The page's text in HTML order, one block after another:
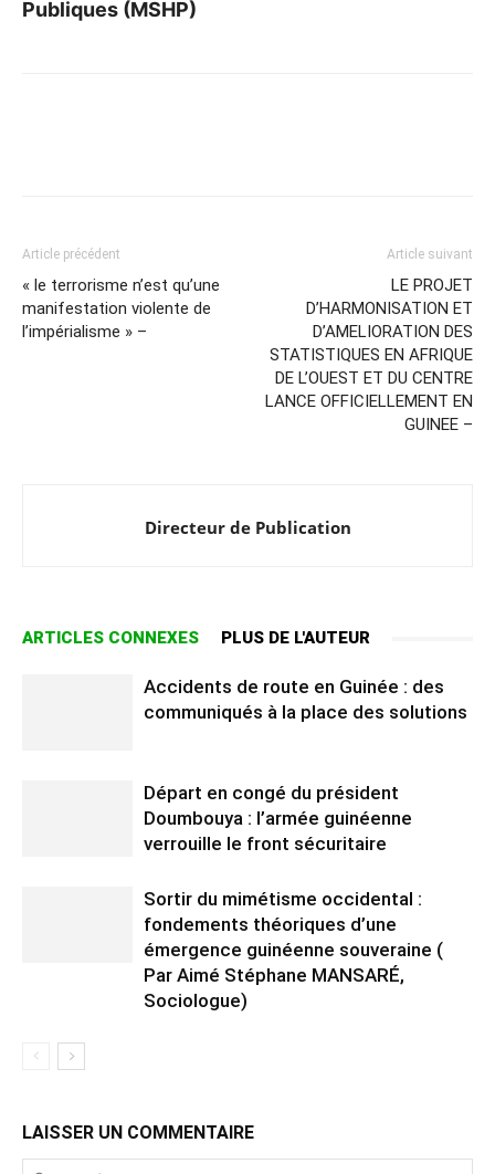
Publiques (MSHP)
Article précédent
« le terrorisme n’est qu’une
manifestation violente de
l’impérialisme » –
Article suivant
LE PROJET
D’HARMONISATION ET
D’AMELIORATION DES
STATISTIQUES EN AFRIQUE
DE L’OUEST ET DU CENTRE
LANCE OFFICIELLEMENT EN
GUINEE –
Directeur de Publication
ARTICLES CONNEXES PLUS DE L'AUTEUR
Accidents de route en Guinée : des
communiqués à la place des solutions
Départ en congé du président
Doumbouya : l’armée guinéenne
verrouille le front sécuritaire
Sortir du mimétisme occidental :
fondements théoriques d’une
émergence guinéenne souveraine (
Par Aimé Stéphane MANSARÉ,
Sociologue)
LAISSER UN COMMENTAIRE